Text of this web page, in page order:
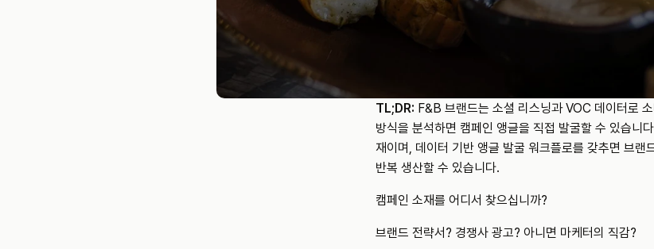
TL;DR: F&B 브랜드는 소셜 리스닝과 VOC 데이터로
방식을 분석하면 캠페인 앵글을 직접 발굴할 수 있습니
재이며, 데이터 기반 앵글 발굴 워크플로를 갖추면 브랜
반복 생산할 수 있습니다.
캠페인 소재를 어디서 찾으십니까?
브랜드 전략서? 경쟁사 광고? 아니면 마케터의 직감?